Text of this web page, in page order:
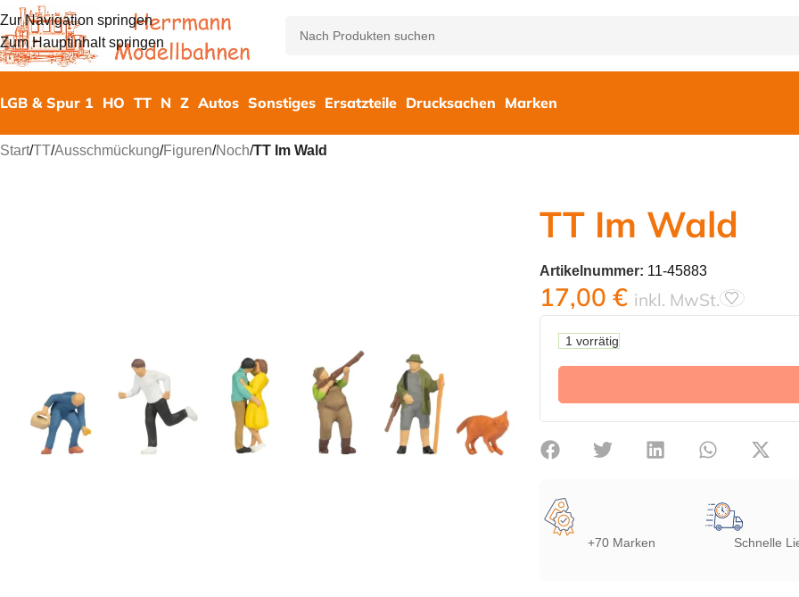
Zur Navigation springen
Zum Hauptinhalt springen
LGB & Spur 1 HO TT N Z Autos Sonstiges Ersatzteile Drucksachen Marken
Start/TT/Ausschmückung/Figuren/Noch/TT Im Wald
TT Im Wald
Artikelnummer: 11-45883
17,00 € inkl. MwSt.
1 vorrätig
+70 Marken Schnelle